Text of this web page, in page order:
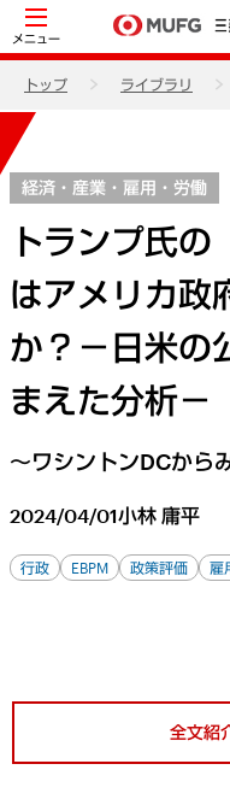
メニュー
トップ ライブラリ
経済・産業・雇用・労働
トランプ氏の
はアメリカ政
か？－日米の
まえた分析－
～ワシントンDCから
2024/04/01小林 庸平
行政 EBPM 政策評価 雇
全文紹